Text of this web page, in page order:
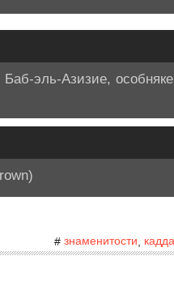
Баб-эль-Азизие,
# знаменитости